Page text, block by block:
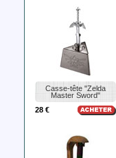
Casse-tête "Zelda
Master Sword"
28 €